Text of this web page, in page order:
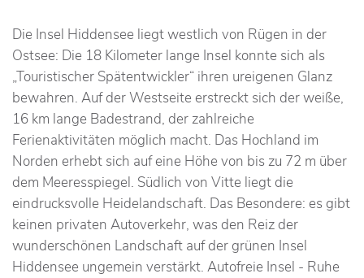
Die Insel Hiddensee liegt westlich von Rügen in der
Ostsee: Die 18 Kilometer lange Insel konnte sich als
„Touristischer Spätentwickler“ ihren ureigenen Glanz
bewahren. Auf der Westseite erstreckt sich der weiße,
16 km lange Badestrand, der zahlreiche
Ferienaktivitäten möglich macht. Das Hochland im
Norden erhebt sich auf eine Höhe von bis zu 72 m über
dem Meeresspiegel. Südlich von Vitte liegt die
eindrucksvolle Heidelandschaft. Das Besondere: es gibt
keinen privaten Autoverkehr, was den Reiz der
wunderschönen Landschaft auf der grünen Insel
Hiddensee ungemein verstärkt. Autofreie Insel - Ruhe